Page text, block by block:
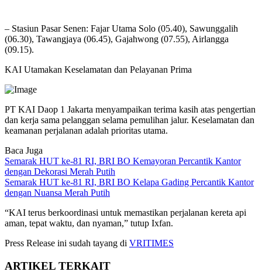
– Stasiun Pasar Senen: Fajar Utama Solo (05.40), Sawunggalih
(06.30), Tawangjaya (06.45), Gajahwong (07.55), Airlangga
(09.15).
KAI Utamakan Keselamatan dan Pelayanan Prima
PT KAI Daop 1 Jakarta menyampaikan terima kasih atas pengertian
dan kerja sama pelanggan selama pemulihan jalur. Keselamatan dan
keamanan perjalanan adalah prioritas utama.
Baca Juga
Semarak HUT ke-81 RI, BRI BO Kemayoran Percantik Kantor
dengan Dekorasi Merah Putih
Semarak HUT ke-81 RI, BRI BO Kelapa Gading Percantik Kantor
dengan Nuansa Merah Putih
“KAI terus berkoordinasi untuk memastikan perjalanan kereta api
aman, tepat waktu, dan nyaman,” tutup Ixfan.
Press Release ini sudah tayang di VRITIMES
ARTIKEL TERKAIT